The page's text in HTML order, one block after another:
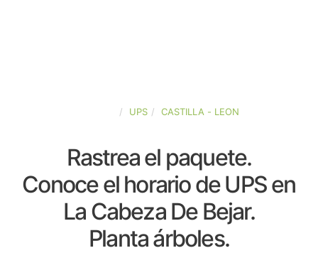
UPS CASTILLA - LEON
Rastrea el paquete.
Conoce el horario de UPS en
La Cabeza De Bejar.
Planta árboles.